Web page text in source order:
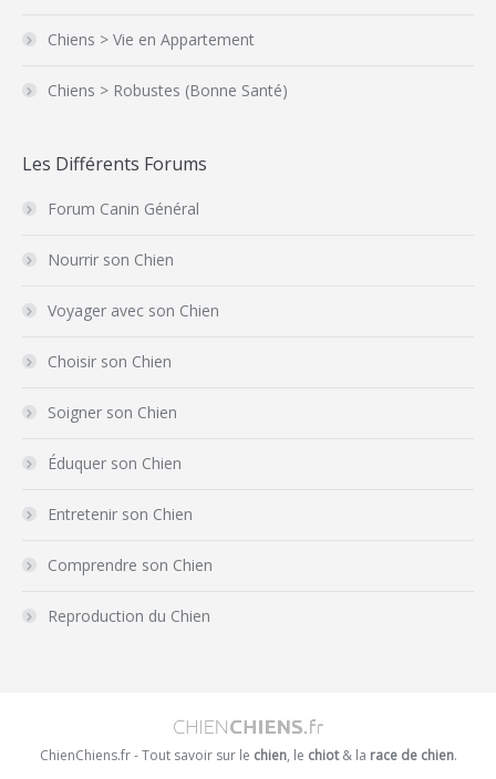
Chiens > Vie en Appartement
Chiens > Robustes (Bonne Santé)
Les Différents Forums
Forum Canin Général
Nourrir son Chien
Voyager avec son Chien
Choisir son Chien
Soigner son Chien
Éduquer son Chien
Entretenir son Chien
Comprendre son Chien
Reproduction du Chien
ChienChiens.fr - Tout savoir sur le chien, le chiot& la race de chien.